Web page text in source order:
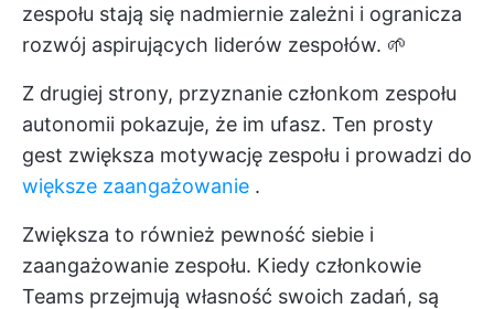
zespołu stają się nadmiernie zależni i ogranicza
rozwój aspirujących liderów zespołów. 🌱
Z drugiej strony, przyznanie członkom zespołu
autonomii pokazuje, że im ufasz. Ten prosty
gest zwiększa motywację zespołu i prowadzi do
większe zaangażowanie .
Zwiększa to również pewność siebie i
zaangażowanie zespołu. Kiedy członkowie
Teams przejmują własność swoich zadań, są